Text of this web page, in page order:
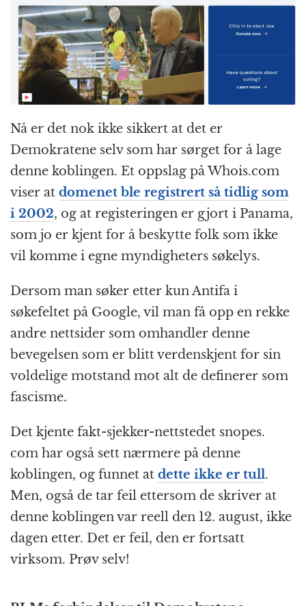
Nå er det nok ikke sikkert at det er
Demokratene selv som har sørget for å lage
denne koblingen. Et oppslag på Whois.com
viser at domenet ble registrert så tidlig som
i 2002, og at registeringen er gjort i Panama,
som jo er kjent for å beskytte folk som ikke
vil komme i egne myndigheters søkelys.
Dersom man søker etter kun Antifa i
søkefeltet på Google, vil man få opp en rekke
andre nettsider som omhandler denne
bevegelsen som er blitt verdenskjent for sin
voldelige motstand mot alt de definerer som
fascisme.
Det kjente fakt-sjekker-nettstedet snopes.
com har også sett nærmere på denne
koblingen, og funnet at dette ikke er tull.
Men, også de tar feil ettersom de skriver at
denne koblingen var reell den 12. august, ikke
dagen etter. Det er feil, den er fortsatt
virksom. Prøv selv!